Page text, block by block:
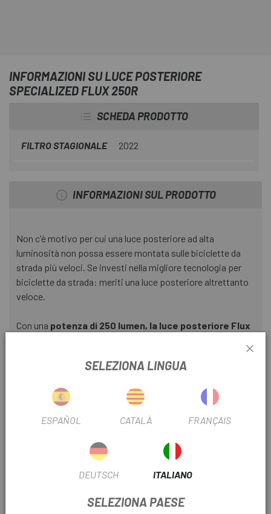
INFORMAZIONI SU LUCE POSTERIORE
SPECIALIZED FLUX 250R
SCHEDA PRODOTTO
FILTRO STAGIONALE 2022
INFORMAZIONI SUL PRODOTTO
Non c'è motivo per cui una luce posteriore ad alta
luminosità non possa essere montata sulle biciclette da
strada più veloci. Se investi nella migliore tecnologia per
biciclette da strada: meriti una luce posteriore altrettanto
veloce.
Con una potenza di 250 lumen, la luce posteriore Flux
potenza per essere visibili a lunga distanza.
efficienza.
- Batteria da 1000 mAh ricaricabile tramite USB in 2:15 ore.
- Ghiera sovradimensionata per un'eccellente visibilità
- Include 3 staffe in EPDM di diverse dimensioni per
SELEZIONA LINGUA
ESPAÑOL CATALÀ FRANÇAIS
DEUTSCH ITALIANO
SELEZIONA PAESE